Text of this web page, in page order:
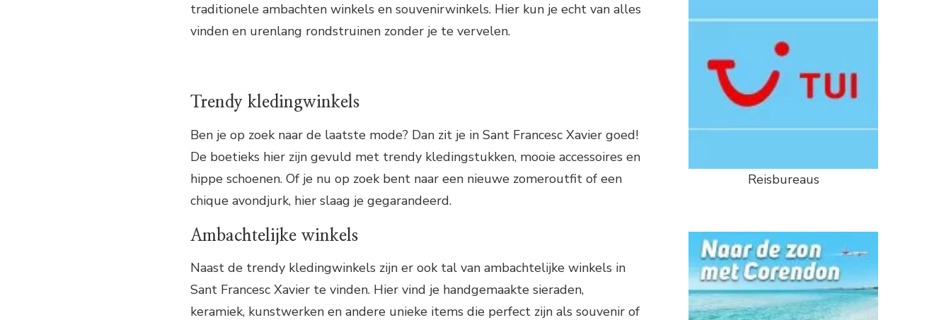
traditionele ambachten winkels en souvenirwinkels. Hier kun je echt van alles
vinden en urenlang rondstruinen zonder je te vervelen.
Trendy kledingwinkels
Ben je op zoek naar de laatste mode? Dan zit je in Sant Francesc Xavier goed!
De boetieks hier zijn gevuld met trendy kledingstukken, mooie accessoires en
hippe schoenen. Of je nu op zoek bent naar een nieuwe zomeroutfit of een
chique avondjurk, hier slaag je gegarandeerd.
Ambachtelijke winkels
Naast de trendy kledingwinkels zijn er ook tal van ambachtelijke winkels in
Sant Francesc Xavier te vinden. Hier vind je handgemaakte sieraden,
keramiek, kunstwerken en andere unieke items die perfect zijn als souvenir of
Reisbureaus